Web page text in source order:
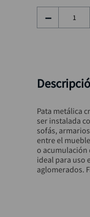
－
Pata metálica
ser instalada
sofás,
entre el
o acumulación
ideal para uso
aglomerados.